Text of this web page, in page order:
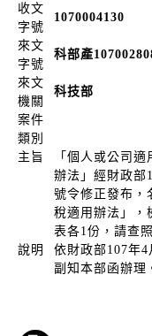
收文
字號
1070004130
來文
字號
科部產
來文
機關
科技部
案件
類別
主旨
「個人或公司
辦法」經財政部
號令修正發布，
稅適用辦法」，
表各1份，請查
說明
依財政部107年
副知本部函辦理